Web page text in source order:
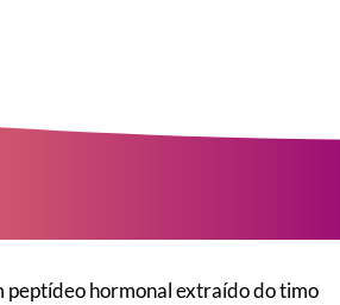
peptídeo hormonal extraído do timo